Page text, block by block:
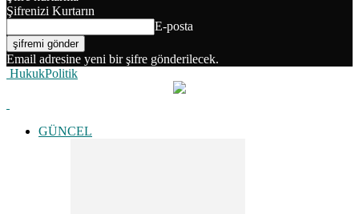
Şifrenizi Kurtarın
E-posta
Email adresine yeni bir şifre gönderilecek.
HukukPolitik
GÜNCEL